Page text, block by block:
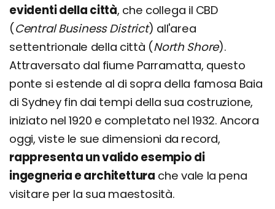
evidenti della città, che collega il CBD
(Central Business District) all'area
settentrionale della città (North Shore).
Attraversato dal fiume Parramatta, questo
ponte si estende al di sopra della famosa Baia
di Sydney fin dai tempi della sua costruzione,
iniziato nel 1920 e completato nel 1932. Ancora
oggi, viste le sue dimensioni da record,
rappresenta un valido esempio di
ingegneria e architettura che vale la pena
visitare per la sua maestosità.